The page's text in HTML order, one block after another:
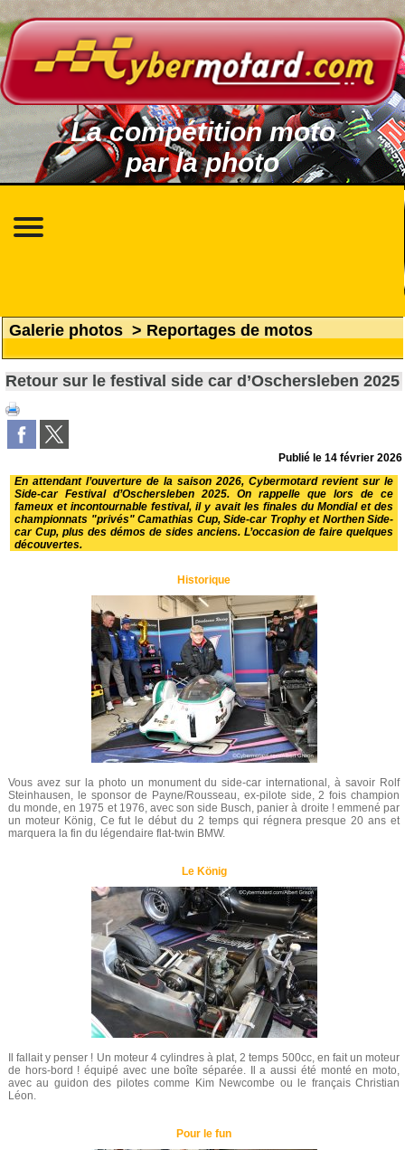
La compétition moto
par la photo
Galerie photos > Reportages de motos
Retour sur le festival side car d’Oschersleben 2025
Publié le14 février 2026
En attendant l’ouverture de la saison 2026, Cybermotard revient sur le
Side-car Festival d’Oschersleben 2025. On rappelle que lors de ce
fameux et incontournable festival, il y avait les finales du Mondial et des
championnats "privés" Camathias Cup, Side-car Trophy et Northen Side-
car Cup, plus des démos de sides anciens. L’occasion de faire quelques
découvertes.
Historique
Vous avez sur la photo un monument du side-car international, à savoir Rolf
Steinhausen, le sponsor de Payne/Rousseau, ex-pilote side, 2 fois champion
du monde, en 1975 et 1976, avec son side Busch, panier à droite ! emmené par
un moteur König, Ce fut le début du 2 temps qui régnera presque 20 ans et
marquera la fin du légendaire flat-twin BMW.
Le König
Il fallait y penser ! Un moteur 4 cylindres à plat, 2 temps 500cc, en fait un moteur
de hors-bord ! équipé avec une boîte séparée. Il a aussi été monté en moto,
avec au guidon des pilotes comme Kim Newcombe ou le français Christian
Léon.
Pour le fun